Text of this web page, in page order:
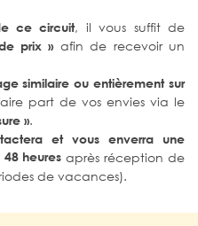
ce circuit, il vous suffit de
prix »afin de recevoir un
similaire ou entièrement sur
part de vos envies via le
».
et vous enverra une
heures après réception de
de vacances).